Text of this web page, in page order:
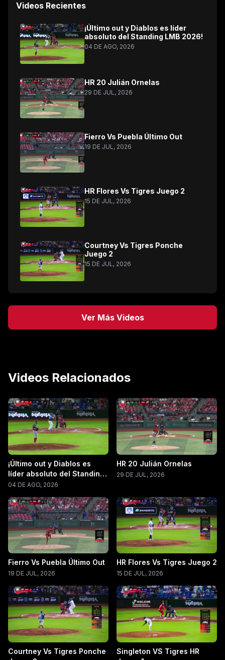
Videos Recientes
¡Último out y Diablos es líder
absoluto del Standing LMB 2026!
04 DE AGO, 2026
HR 20 Julián Ornelas
29 DE JUL, 2026
Fierro Vs Puebla Último Out
19 DE JUL, 2026
HR Flores Vs Tigres Juego 2
15 DE JUL, 2026
Courtney Vs Tigres Ponche
Juego 2
15 DE JUL, 2026
Ver Más Videos
Videos Relacionados
¡Último out y Diablos es
líder absoluto del Standing
LMB 2026!
04 DE AGO, 2026
HR 20 Julián Ornelas
29 DE JUL, 2026
Fierro Vs Puebla Último Out
19 DE JUL, 2026
HR Flores Vs Tigres Juego 2
15 DE JUL, 2026
Courtney Vs Tigres Ponche
Singleton VS Tigres HR